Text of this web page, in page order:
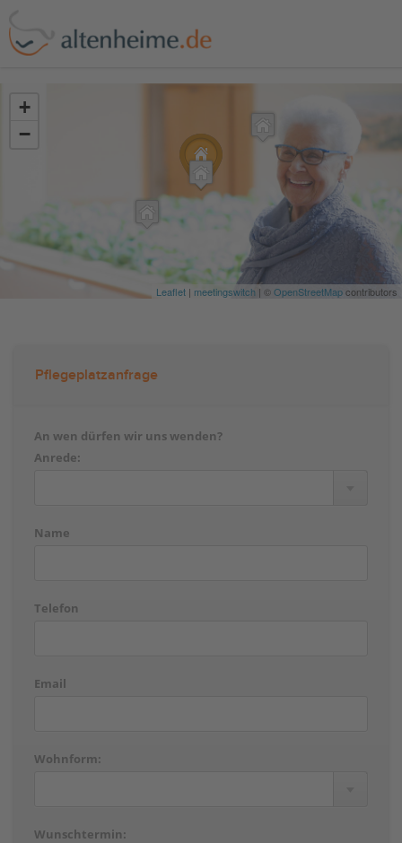
+
−
Leaflet | meetingswitch | ©OpenStreetMapcontributors
Pflegeplatzanfrage
An wen dürfen wir uns wenden?
Anrede:
Name
Telefon
Email
Wohnform:
Wunschtermin: